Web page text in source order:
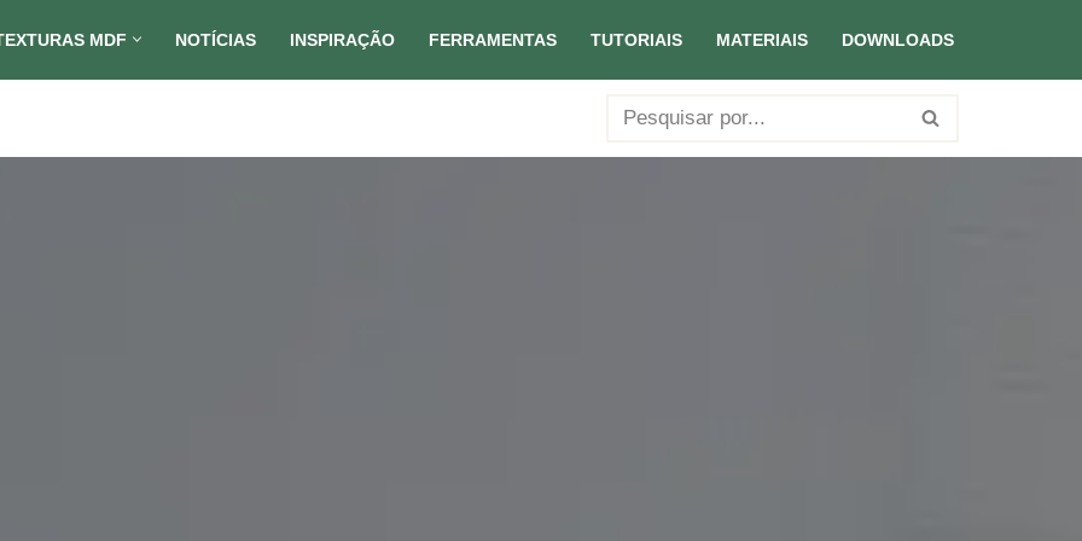
MDF NOTÍCIAS INSPIRAÇÃO FERRAMENTAS TUTORIAIS MATERIAIS DOWNLOADS